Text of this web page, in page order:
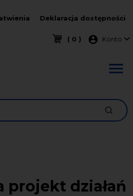
Deklaracja dostępności
( 0 ) Menu
Konto
projekt działań